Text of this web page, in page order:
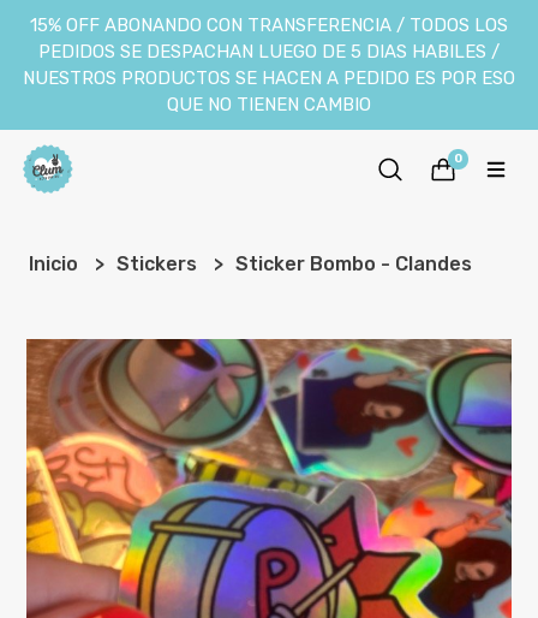
15% OFF ABONANDO CON TRANSFERENCIA / TODOS LOS
PEDIDOS SE DESPACHAN LUEGO DE 5 DIAS HABILES /
NUESTROS PRODUCTOS SE HACEN A PEDIDO ES POR ESO
QUE NO TIENEN CAMBIO
0
Inicio Stickers Sticker Bombo - Clandes